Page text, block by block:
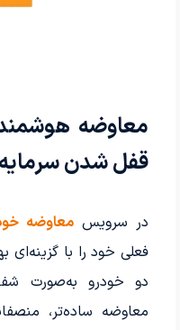
معاوضه
قفل شدن سرمایه
در سرویسمعاوضه
فعلی خود را با
دو خودرو به‌صورت
معاوضه ساده‌تر،